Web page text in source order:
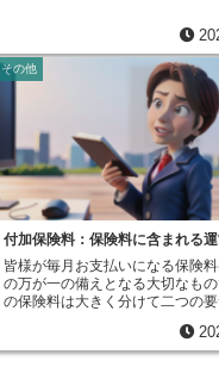
合、保障内容や保険料が見直され
があります。最後に、未払い期
が発生するケースもあります。
会社によって異なるので、事前に
おくことが大切です。復活できる
険会社によって異なり、一般的に
ら３年以内とされています。この
過すると、復活はできなくなって
で、早めの対応が重要です。復活
効力を失った保険契約を再び有
めの大切な安全網と言えるでしょ
一、保険料の支払いが困難にな
は、すぐに保険会社に相談し、復
性について確認することをお勧め
どによる自然災害にも対応して
た、水害や盗難、騒動といった
出来事による損害も保障の対象と
す。つまり、火災だけでなく、様
クから財産を守るための保険と言
ょう。この保険は、建物だけでな
道具などの動産も補償対象として
家財道具とは、家具や家電製品
器など、日常生活で使う様々なも
ます。そのため、火災やその他
を失った場合でも、生活再建に
をある程度まかなうことが可能
す。家財の補償範囲や金額は契約
って異なるため、事前に確認し
が重要です。普通火災保険は、
を支払うタイプの火災保険とは
険料を一括で支払うことが一般的
約期間は1年から10年まで自由に
ます。一度保険料を支払えば、
その他
付加保険料：保険料に含まれる
皆様が毎月お支払いになる保険
の万が一の備えとなる大切なも
の保険料は大きく分けて二つの
に積み立てられる部分、つまり
す。これは、事故や病気になっ